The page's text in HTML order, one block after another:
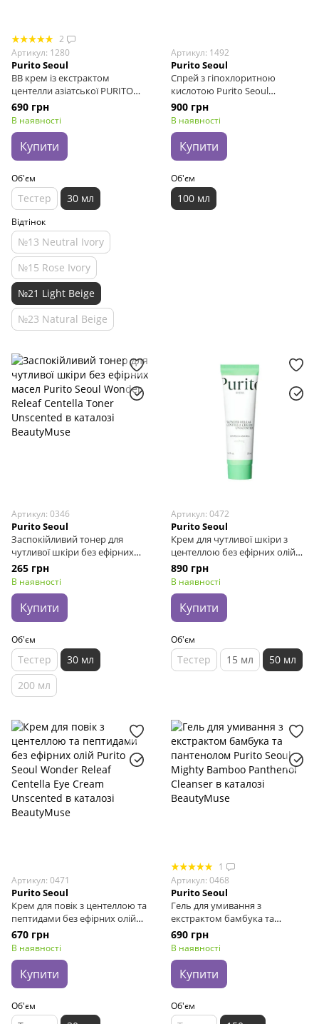
2
Артикул: 1280
Purito Seoul
BB крем із екстрактом
центелли азіатської PURITO
Seoul Wonder Releaf Centella
BB Cream №21 Light Beige, 30
мл
690 грн
В наявності
Купити
Об'єм
Тестер 30 мл
Відтінок
№13 Neutral Ivory
№15 Rose Ivory
№21 Light Beige
№23 Natural Beige
Артикул: 1492
Purito Seoul
Спрей з гіпохлоритною
кислотою Purito Seoul
Hypochlorous Acid Rescue
Spray, 100 мл
900 грн
В наявності
Купити
Об'єм
100 мл
Артикул: 0346
Purito Seoul
Заспокійливий тонер для
чутливої ​​шкіри без ефірних
масел Purito Seoul Wonder
Releaf Centella Toner
Unscented, 30 мл
265 грн
В наявності
Купити
Об'єм
Тестер
30 мл
200 мл
Артикул: 0472
Purito Seoul
Крем для чутливої шкіри з
центеллою без ефірних олій
Purito Seoul Wonder Releaf
Centella Cream Unscented, 50
мл
890 грн
В наявності
Купити
Об'єм
Тестер 15 мл 50 мл
Артикул: 0471
Purito Seoul
Крем для повік з центеллою та
пептидами без ефірних олій
Purito Seoul Wonder Releaf
Centella Eye Cream Unscented,
30 мл
670 грн
В наявності
Купити
Об'єм
1
Артикул: 0468
Purito Seoul
Гель для умивання з
екстрактом бамбука та
пантенолом Purito Seoul
Mighty Bamboo Panthenol
Cleanser, 150 мл
690 грн
В наявності
Купити
Об'єм